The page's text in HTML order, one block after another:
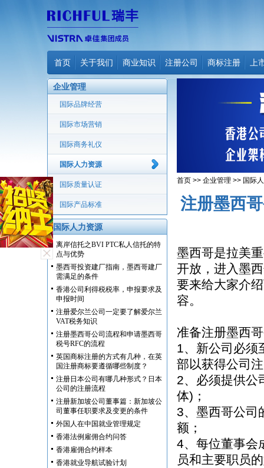
首页 关于我们 商业知识 注册公司 商标注册 上
企业管理
国际品牌经营
国际市场营销
国际商务礼仪
国际人力资源
国际质量认证
国际产品标准
国际人力资源
离岸信托之BVI PTC私人信托的特
点与优势
墨西哥投资建厂指南，墨西哥建厂
需满足的条件
香港公司利得税税率，申报要求及
申报时间
注册爱尔兰公司一定要了解爱尔兰
VAT税务知识
注册墨西哥公司流程和申请墨西哥
税号RFC的流程
英国商标注册的方式有几种，在英
国注册商标要遵循哪些制度？
注册日本公司有哪几种形式？日本
公司的注册流程
注册新加坡公司董事篇：新加坡公
司董事任职要求及变更的条件
外国人在中国就业管理规定
香港法例雇佣合约问答
香港雇佣合约样本
香港就业导航试验计划
首页 >> 企业管理 >> 国际
注册墨西
墨西哥是拉美
开放，进入墨
要来给大家介
容。
准备注册墨西
1、新公司必须
部以获得公司
2、必须提供公
体)；
3、墨西哥公司
额；
4、每位董事会
员和主要职员